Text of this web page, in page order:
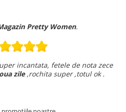
Pretty Women.
incantata, fetele de nota zece
zile,rochita super ,totul ok .